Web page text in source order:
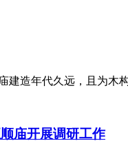
建造年代久远，且为木
庙开展调研工作